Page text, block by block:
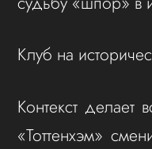
Клуб на
Контекст делает
«Тоттенхэм»